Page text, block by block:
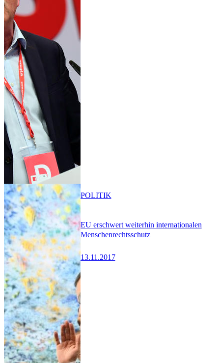
EU erschwert weiterhin internationalen
Menschenrechtsschutz
13.11.2017
POLITIK